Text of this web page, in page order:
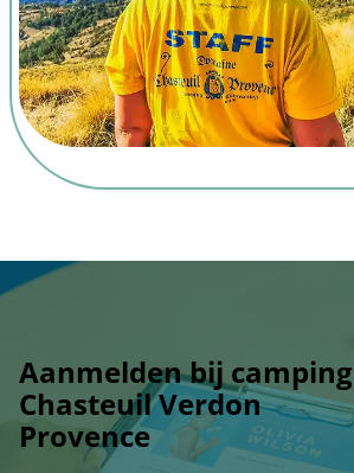
Aanmelden bij camping
Chasteuil Verdon
Provence